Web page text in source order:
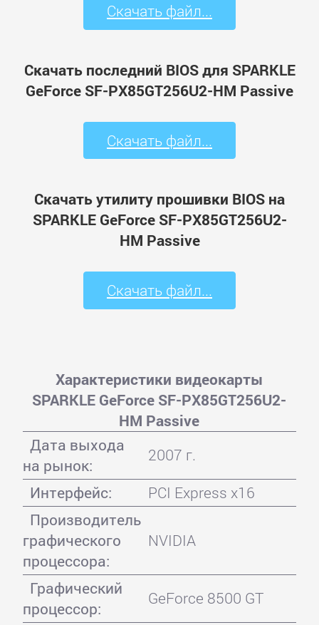
Скачать файл...
Скачать последний BIOS для SPARKLE
GeForce SF-PX85GT256U2-HM Passive
Скачать файл...
Скачать утилиту прошивки BIOS на
SPARKLE GeForce SF-PX85GT256U2-
HM Passive
Скачать файл...
Характеристики видеокарты
SPARKLE GeForce SF-PX85GT256U2-
HM Passive
Дата выхода
на рынок:
2007 г.
Интерфейс:
PCI Express x16
Производитель
графического
процессора:
NVIDIA
Графический
процессор:
GeForce 8500 GT